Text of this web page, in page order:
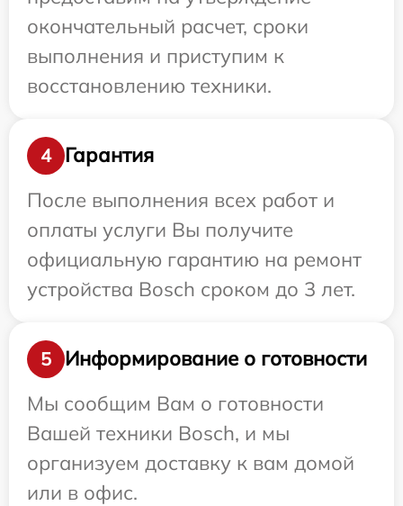
окончательный расчет, сроки
выполнения и приступим к
восстановлению техники.
4
Гарантия
После выполнения всех работ и
оплаты услуги Вы получите
официальную гарантию на ремонт
устройства Bosch сроком до 3 лет.
5
Информирование о готовности
Мы сообщим Вам о готовности
Вашей техники Bosch, и мы
организуем доставку к вам домой
или в офис.